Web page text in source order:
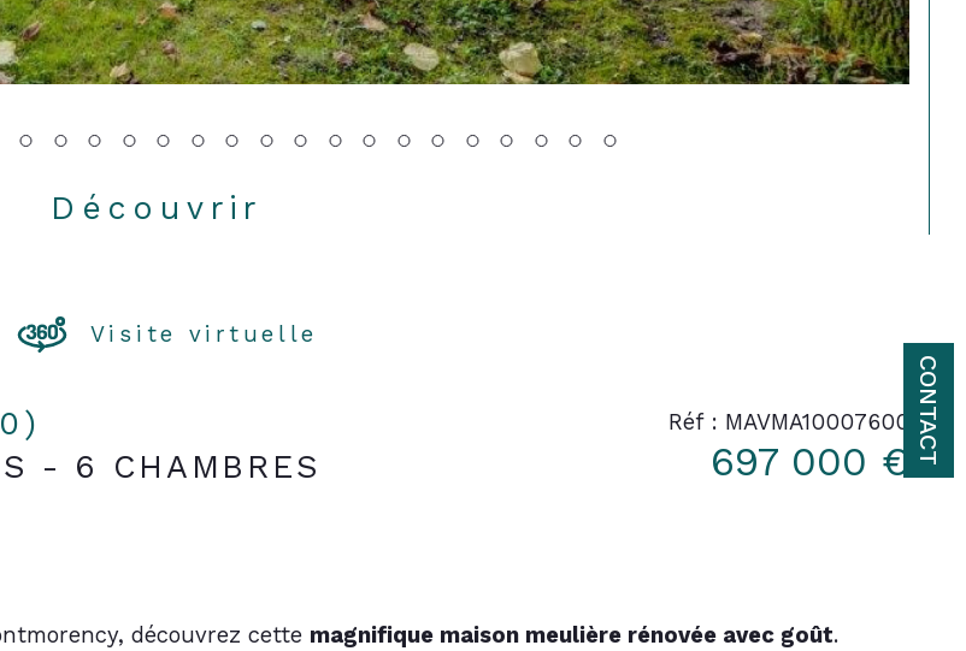
CONTACT
Découvrir
Visite virtuelle
- 6 CHAMBRES
Réf : MAVMA10007600
697 000 €
découvrez cette magnifique maison meulière rénovée avec goût.